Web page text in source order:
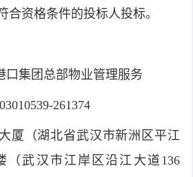
合资格条件的投标人投标。
口集团总部物业管理服务
261374
厦（湖北省武汉市新洲区平江
（武汉市江岸区沿江大道136